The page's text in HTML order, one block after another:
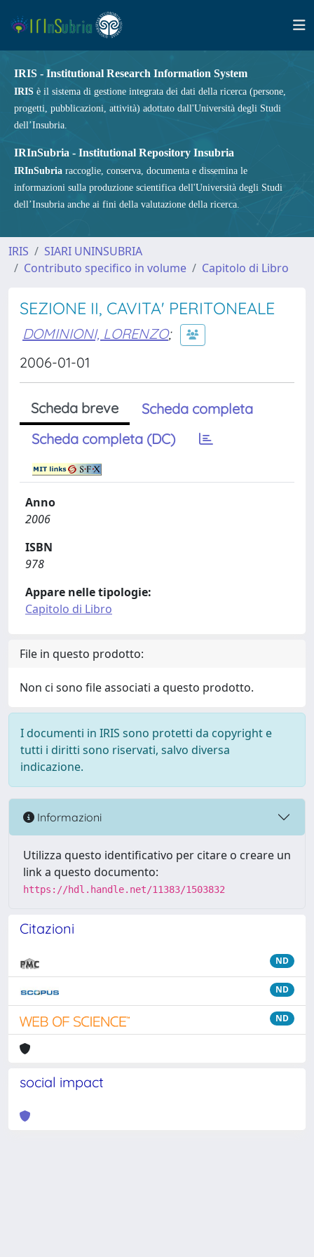
IRIS - Institutional Research Information System
IRIS è il sistema di gestione integrata dei dati della ricerca (persone,
progetti, pubblicazioni, attività) adottato dall'Università degli Studi
dell’Insubria.
IRInSubria - Institutional Repository Insubria
IRInSubria raccoglie, conserva, documenta e dissemina le
informazioni sulla produzione scientifica dell'Università degli Studi
dell’Insubria anche ai fini della valutazione della ricerca.
IRIS
SIARI UNINSUBRIA
Contributo specifico in volume
Capitolo di Libro
SEZIONE II, CAVITA' PERITONEALE
DOMINIONI, LORENZO;
2006-01-01
Scheda breve
Scheda completa
Scheda completa (DC)
Anno
2006
ISBN
978
Appare nelle tipologie:
Capitolo di Libro
File in questo prodotto:
Non ci sono file associati a questo prodotto.
I documenti in IRIS sono protetti da copyright e
tutti i diritti sono riservati, salvo diversa
indicazione.
Informazioni
Utilizza questo identificativo per citare o creare un
link a questo documento:
https://hdl.handle.net/11383/1503832
Citazioni
ND
ND
ND
social impact